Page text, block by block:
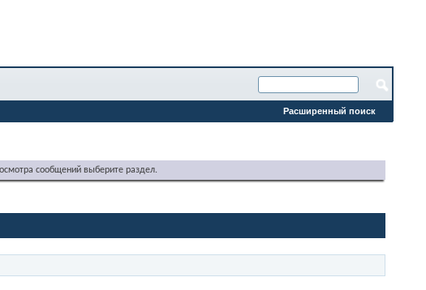
Расширенный поиск
сообщений выберите раздел.